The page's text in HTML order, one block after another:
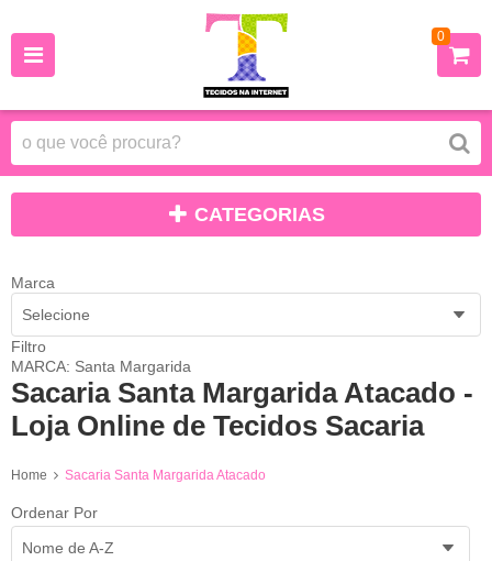
0
CATEGORIAS
Marca
Selecione
Filtro
MARCA: Santa Margarida
Sacaria Santa Margarida Atacado -
Loja Online de Tecidos Sacaria
Home Sacaria Santa Margarida Atacado
Ordenar Por
Nome de A-Z